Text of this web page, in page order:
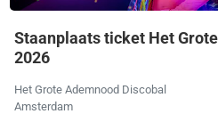
Staanplaats ticket Het
2026
Het Grote Ademnood Discobal
Amsterdam